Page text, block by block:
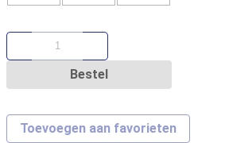
Bestel
Toevoegen aan favorieten